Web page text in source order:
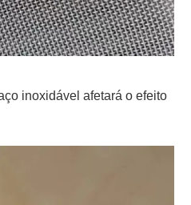
inoxidável afetará o efeito